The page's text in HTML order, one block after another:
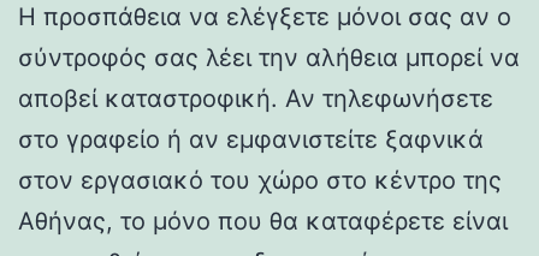
Η προσπάθεια να ελέγξετε μόνοι σας αν ο
σύντροφός σας λέει την αλήθεια μπορεί να
αποβεί καταστροφική. Αν τηλεφωνήσετε
στο γραφείο ή αν εμφανιστείτε ξαφνικά
στον εργασιακό του χώρο στο κέντρο της
Αθήνας, το μόνο που θα καταφέρετε είναι